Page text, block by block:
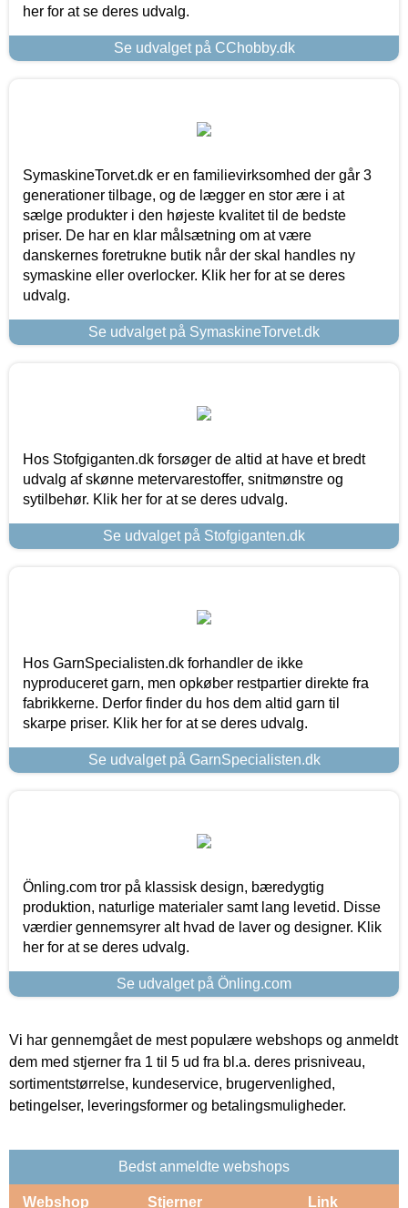
her for at se deres udvalg.
Se udvalget på CChobby.dk
SymaskineTorvet.dk er en familievirksomhed der går 3
generationer tilbage, og de lægger en stor ære i at
sælge produkter i den højeste kvalitet til de bedste
priser. De har en klar målsætning om at være
danskernes foretrukne butik når der skal handles ny
symaskine eller overlocker. Klik her for at se deres
udvalg.
Se udvalget på SymaskineTorvet.dk
Hos Stofgiganten.dk forsøger de altid at have et bredt
udvalg af skønne metervarestoffer, snitmønstre og
sytilbehør. Klik her for at se deres udvalg.
Se udvalget på Stofgiganten.dk
Hos GarnSpecialisten.dk forhandler de ikke
nyproduceret garn, men opkøber restpartier direkte fra
fabrikkerne. Derfor finder du hos dem altid garn til
skarpe priser. Klik her for at se deres udvalg.
Se udvalget på GarnSpecialisten.dk
Önling.com tror på klassisk design, bæredygtig
produktion, naturlige materialer samt lang levetid. Disse
værdier gennemsyrer alt hvad de laver og designer. Klik
her for at se deres udvalg.
Se udvalget på Önling.com
Vi har gennemgået de mest populære webshops og anmeldt
dem med stjerner fra 1 til 5 ud fra bl.a. deres prisniveau,
sortimentstørrelse, kundeservice, brugervenlighed,
betingelser, leveringsformer og betalingsmuligheder.
Bedst anmeldte webshops
Webshop Stjerner Link